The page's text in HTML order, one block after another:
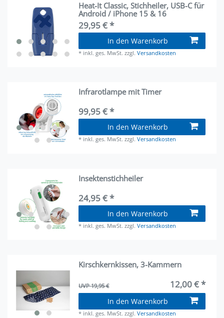
Heat-It Classic, Stichheiler, USB-C für
Android / iPhone 15 & 16
29,95 € *
In den Warenkorb
* inkl. ges. MwSt. zzgl.Versandkosten
Infrarotlampe mit Timer
99,95 € *
In den Warenkorb
* inkl. ges. MwSt. zzgl.Versandkosten
Insektenstichheiler
24,95 € *
In den Warenkorb
* inkl. ges. MwSt. zzgl.Versandkosten
Kirschkernkissen, 3-Kammern
UVP 19,95 € 12,00 € *
In den Warenkorb
* inkl. ges. MwSt. zzgl.Versandkosten